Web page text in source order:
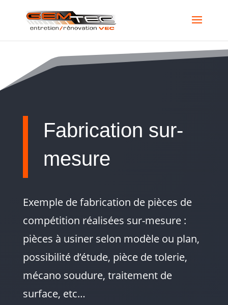
Fabrication sur-
mesure
Exemple de fabrication de pièces de
compétition réalisées sur-mesure :
pièces à usiner selon modèle ou plan,
possibilité d’étude, pièce de tolerie,
mécano soudure, traitement de
surface, etc…